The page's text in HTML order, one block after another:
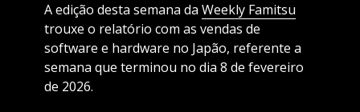
A edição desta semana da Weekly Famitsu
trouxe o relatório com as vendas de
software e hardware no Japão, referente a
semana que terminou no dia 8 de fevereiro
de 2026.